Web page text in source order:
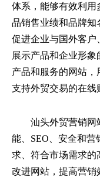
体系，能够有效利用
品销售业绩和品牌知
促进企业与国外客户
展示产品和企业形
产品和服务的网站
支持外贸交易的在线
汕头外贸营销网
能、SEO、安全和
求、符合市场需求的
改进网站，提高营销